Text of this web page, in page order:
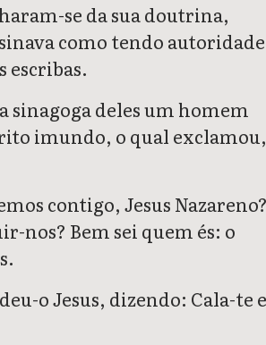
se da sua doutrina,
como tendo autoridade
escribas.
sinagoga deles um homem
imundo, o qual exclamou,
contigo, Jesus
nos? Bem sei quem és: o
o Jesus, dizendo: Cala-te